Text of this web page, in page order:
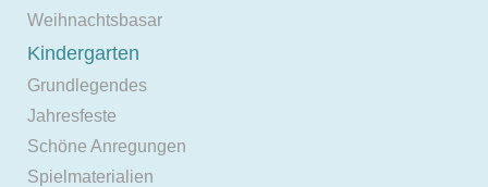
Weihnachtsbasar
Kindergarten
Grundlegendes
Jahresfeste
Schöne Anregungen
Spielmaterialien